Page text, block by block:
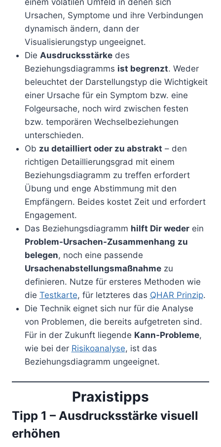
einem volatilen Umfeld in denen sich
Ursachen, Symptome und ihre Verbindungen
dynamisch ändern, dann der
Visualisierungstyp ungeeignet.
Die Ausdrucksstärkedes
Beziehungsdiagramms ist begrenzt. Weder
beleuchtet der Darstellungstyp die Wichtigkeit
einer Ursache für ein Symptom bzw. eine
Folgeursache, noch wird zwischen festen
bzw. temporären Wechselbeziehungen
unterschieden.
Ob zu detailliert oder zu abstrakt – den
richtigen Detaillierungsgrad mit einem
Beziehungsdiagramm zu treffen erfordert
Übung und enge Abstimmung mit den
Empfängern. Beides kostet Zeit und erfordert
Engagement.
Das Beziehungsdiagramm hilft Dir wederein
Problem-Ursachen-Zusammenhang zu
belegen, noch eine passende
Ursachenabstellungsmaßnahmezu
definieren. Nutze für ersteres Methoden wie
die Testkarte, für letzteres das QHAR Prinzip.
Die Technik eignet sich nur für die Analyse
von Problemen, die bereits aufgetreten sind.
Für in der Zukunft liegende Kann-Probleme,
wie bei der Risikoanalyse, ist das
Beziehungsdiagramm ungeeignet.
Praxistipps
Tipp 1 – Ausdrucksstärke visuell
erhöhen